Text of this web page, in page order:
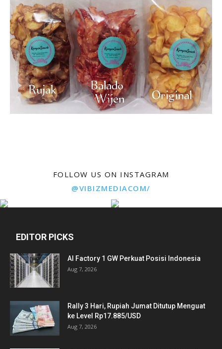
FOLLOW US ON INSTAGRAM
@VIBIZMEDIACOM/
EDITOR PICKS
AI Factory 1 GW Perkuat Posisi Indonesia
Aug 7, 2026
Rally 3 Hari, Rupiah Jumat Ditutup Menguat
ke Level Rp17.885/USD
Aug 7, 2026